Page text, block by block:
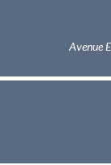
Avenue